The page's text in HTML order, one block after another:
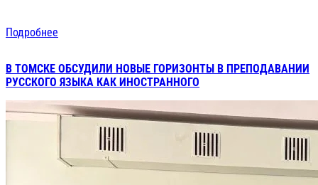
Подробнее
В ТОМСКЕ ОБСУДИЛИ НОВЫЕ ГОРИЗОНТЫ В ПРЕПОДАВАНИИ
РУССКОГО ЯЗЫКА КАК ИНОСТРАННОГО